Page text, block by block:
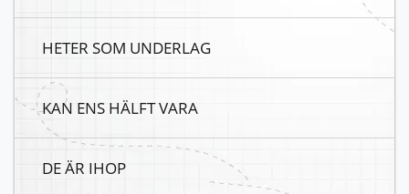
HETER SOM UNDERLAG
KAN ENS HÄLFT VARA
DE ÄR IHOP